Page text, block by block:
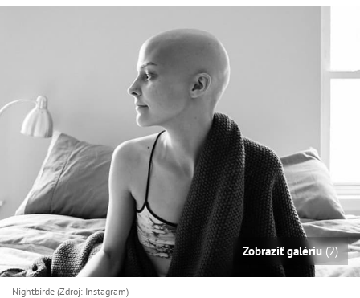
Zobraziť galériu(2)
Nightbirde (Zdroj: Instagram)